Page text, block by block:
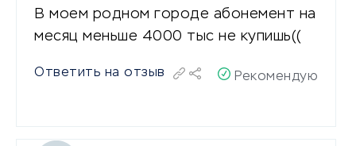
В моем родном городе абонемент на
месяц меньше 4000 тыс не купишь((
Ответить на отзыв Рекомендую